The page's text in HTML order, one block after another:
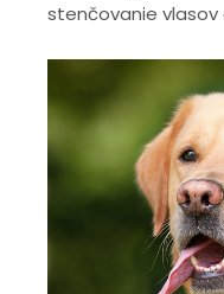
stenčovanie vlasov